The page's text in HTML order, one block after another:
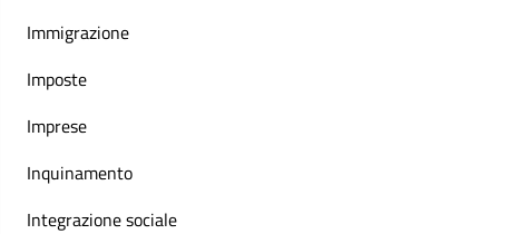
Immigrazione
Imposte
Imprese
Inquinamento
Integrazione sociale